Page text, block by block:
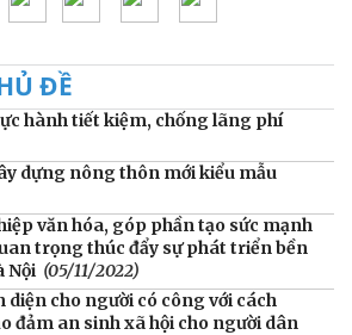
ĐỀ
hành tiết kiệm, chống lãng phí
dựng nông thôn mới kiểu mẫu
văn hóa, góp phần tạo sức mạnh
trọng thúc đẩy sự phát triển bền
Nội (05/11/2022)
diện cho người có công với cách
đảm an sinh xã hội cho người dân